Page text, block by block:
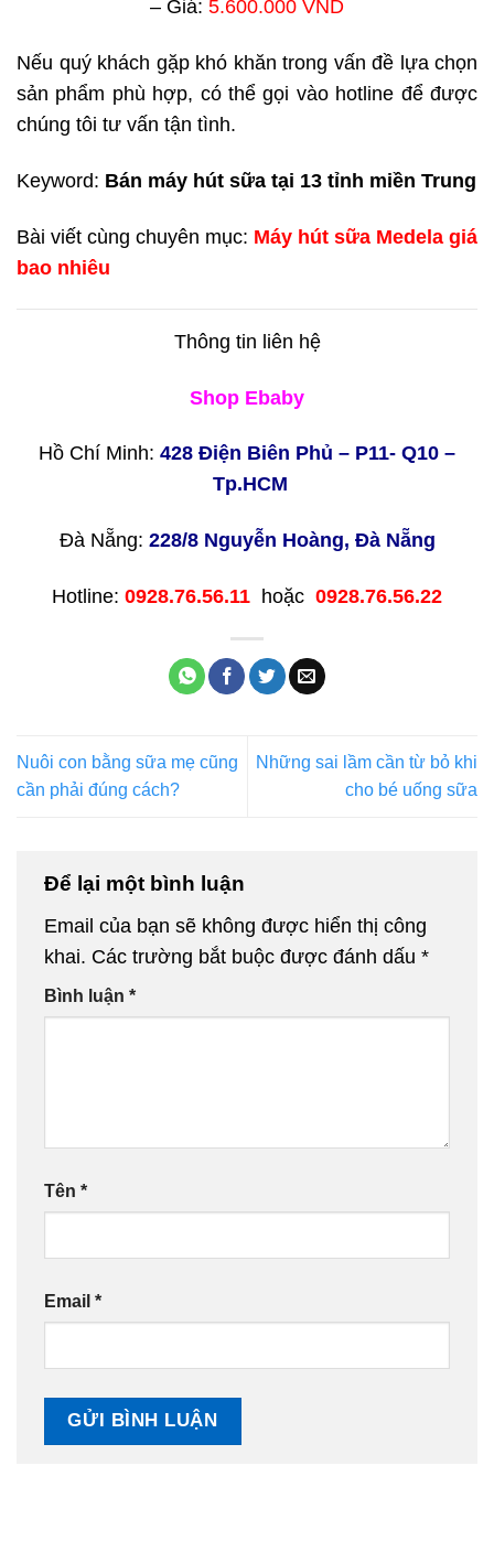
– Giá: 5.600.000 VND
Nếu quý khách gặp khó khăn trong vấn đề lựa chọn
sản phẩm phù hợp, có thể gọi vào hotline để được
chúng tôi tư vấn tận tình.
Keyword: Bán máy hút sữa tại 13 tỉnh miền Trung
Bài viết cùng chuyên mục: Máy hút sữa Medela giá
bao nhiêu
Thông tin liên hệ
Shop Ebaby
Hồ Chí Minh: 428 Điện Biên Phủ – P11- Q10 –
Tp.HCM
Đà Nẵng: 228/8 Nguyễn Hoàng, Đà Nẵng
Hotline: 0928.76.56.11 hoặc 0928.76.56.22
Nuôi con bằng sữa mẹ cũng
cần phải đúng cách?
Những sai lầm cần từ bỏ khi
cho bé uống sữa
Để lại một bình luận
Email của bạn sẽ không được hiển thị công
khai. Các trường bắt buộc được đánh dấu *
Bình luận *
Tên *
Email *